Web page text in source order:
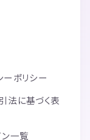
ーポリシー
法に基づく表
ン一覧